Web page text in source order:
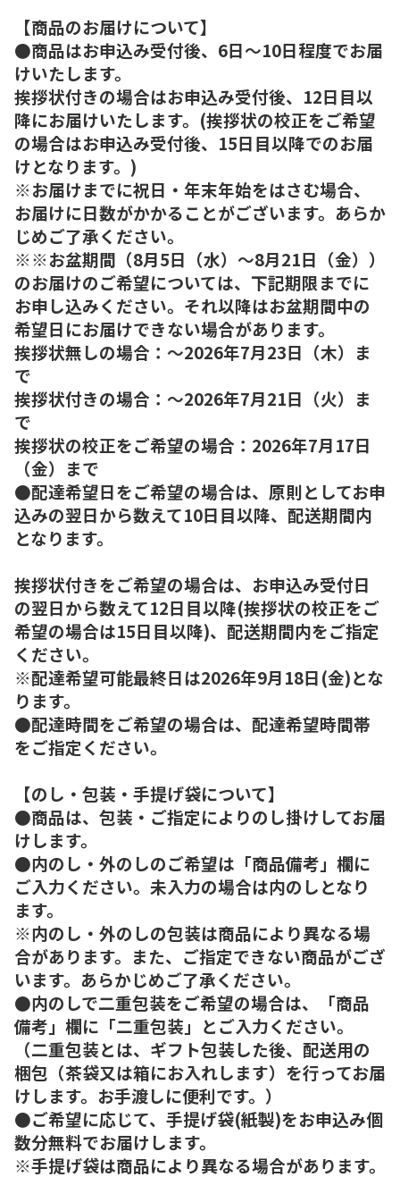
【商品のお届けについて】
●商品はお申込み受付後、6日～10日程度でお届
けいたします。
挨拶状付きの場合はお申込み受付後、12日目以
降にお届けいたします。(挨拶状の校正をご希望
の場合はお申込み受付後、15日目以降でのお届
けとなります。)
※お届けまでに祝日・年末年始をはさむ場合、
お届けに日数がかかることがございます。あらか
じめご了承ください。
※※お盆期間（8月5日（水）～8月21日（金））
のお届けのご希望については、下記期限までに
お申し込みください。それ以降はお盆期間中の
希望日にお届けできない場合があります。
挨拶状無しの場合：～2026年7月23日（木）ま
で
挨拶状付きの場合：～2026年7月21日（火）ま
で
挨拶状の校正をご希望の場合：2026年7月17日
（金）まで
●配達希望日をご希望の場合は、原則としてお申
込みの翌日から数えて10日目以降、配送期間内
となります。
挨拶状付きをご希望の場合は、お申込み受付日
の翌日から数えて12日目以降(挨拶状の校正をご
希望の場合は15日目以降)、配送期間内をご指定
ください。
※配達希望可能最終日は2026年9月18日(金)とな
ります。
●配達時間をご希望の場合は、配達希望時間帯
をご指定ください。
【のし・包装・手提げ袋について】
●商品は、包装・ご指定によりのし掛けしてお届
けします。
●内のし・外のしのご希望は「商品備考」欄に
ご入力ください。未入力の場合は内のしとなり
ます。
※内のし・外のしの包装は商品により異なる場
合があります。また、ご指定できない商品がござ
います。あらかじめご了承ください。
●内のしで二重包装をご希望の場合は、「商品
備考」欄に「二重包装」とご入力ください。
（二重包装とは、ギフト包装した後、配送用の
梱包（茶袋又は箱にお入れします）を行ってお届
けします。お手渡しに便利です。）
●ご希望に応じて、手提げ袋(紙製)をお申込み個
数分無料でお届けします。
※手提げ袋は商品により異なる場合があります。